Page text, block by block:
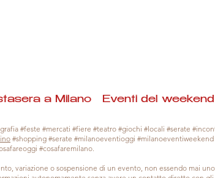
a Milano Eventi del weekend
#feste #mercati #fiere #teatro #giochi #locali #serate
#shopping #serate #milanoeventioggi #milanoeventiweekend
#cosafaremilano.
variazione o sospensione di un evento, non essendo mai